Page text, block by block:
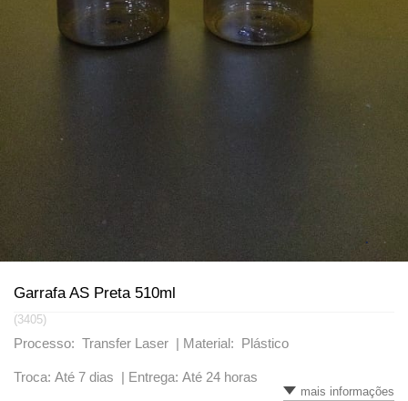
VARIADOS
Garrafa AS Preta 510ml
(3405)
Processo: Transfer Laser | Material: Plástico
Troca: Até 7 dias | Entrega: Até 24 horas
mais informações